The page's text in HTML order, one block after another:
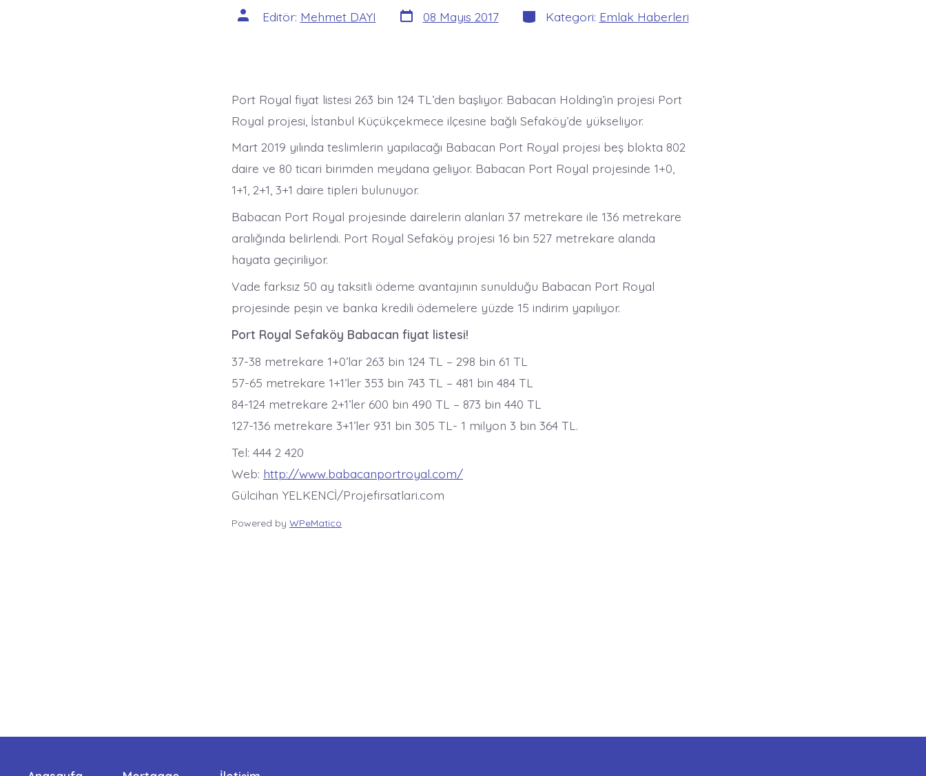
Yazının
yazarı
Editör: Mehmet DAYI Yazı
tarihi
08 Mayıs 2017 Kategoriler
Kategori: Emlak Haberleri
Port Royal fiyat listesi 263 bin 124 TL’den başlıyor. Babacan Holding’in projesi Port
Royal projesi, İstanbul Küçükçekmece ilçesine bağlı Sefaköy’de yükseliyor.
Mart 2019 yılında teslimlerin yapılacağı Babacan Port Royal projesi beş blokta 802
daire ve 80 ticari birimden meydana geliyor. Babacan Port Royal projesinde 1+0,
1+1, 2+1, 3+1 daire tipleri bulunuyor.
Babacan Port Royal projesinde dairelerin alanları 37 metrekare ile 136 metrekare
aralığında belirlendi. Port Royal Sefaköy projesi 16 bin 527 metrekare alanda
hayata geçiriliyor.
Vade farksız 50 ay taksitli ödeme avantajının sunulduğu Babacan Port Royal
projesinde peşin ve banka kredili ödemelere yüzde 15 indirim yapılıyor.
Port Royal Sefaköy Babacan fiyat listesi!
37-38 metrekare 1+0’lar 263 bin 124 TL – 298 bin 61 TL
57-65 metrekare 1+1’ler 353 bin 743 TL – 481 bin 484 TL
84-124 metrekare 2+1’ler 600 bin 490 TL – 873 bin 440 TL
127-136 metrekare 3+1’ler 931 bin 305 TL- 1 milyon 3 bin 364 TL.
Tel: 444 2 420
Web: http://www.babacanportroyal.com/
Gülcihan YELKENCİ/Projefirsatlari.com
Powered by WPeMatico